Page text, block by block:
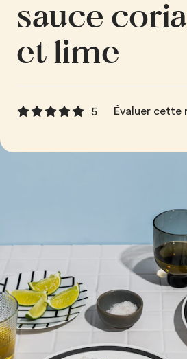
sauce
et lime
5 Évaluer cette